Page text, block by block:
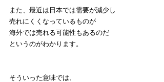
また、最近は日本では需要が減少し
売れにくくなっているものが
海外では売れる可能性もあるのだ
というのがわかります。
そういった意味では、